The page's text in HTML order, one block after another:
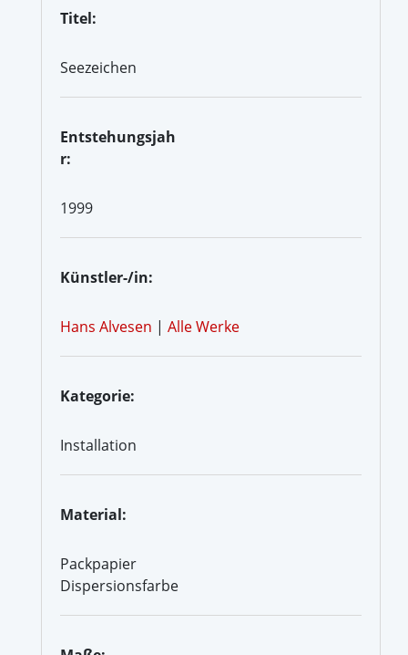
Titel:
Seezeichen
Entstehungsjah
r:
1999
Künstler-/in:
Hans Alvesen | Alle Werke
Kategorie:
Installation
Material:
Packpapier
Dispersionsfarbe